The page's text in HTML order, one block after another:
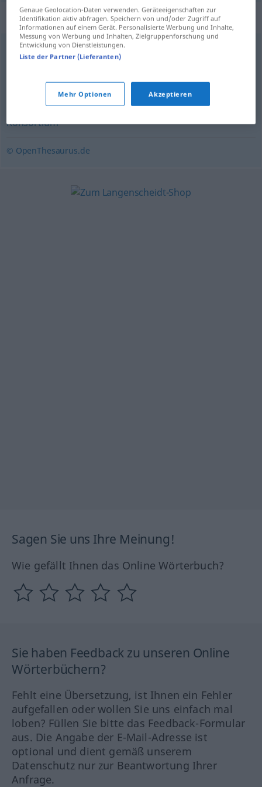
Synonyme für "Kompilation"
Zusammenstellung
Konstellation Zusammenballung
Zusammenstellung,Ansammlung (von),Collage
Konsortium
© OpenThesaurus.de
Sagen Sie uns Ihre Meinung!
Wie gefällt Ihnen das Online Wörterbuch?
Sie haben Feedback zu unseren Online
Wörterbüchern?
Fehlt eine Übersetzung, ist Ihnen ein Fehler
aufgefallen oder wollen Sie uns einfach mal
loben? Füllen Sie bitte das Feedback-Formular
aus. Die Angabe der E-Mail-Adresse ist
optional und dient gemäß unserem
Datenschutz nur zur Beantwortung Ihrer
Anfrage.
Genaue Geolocation-Daten verwenden. Geräteeigenschaften zur
Identifikation aktiv abfragen. Speichern von und/oder Zugriff auf
Informationen auf einem Gerät. Personalisierte Werbung und Inhalte,
Messung von Werbung und Inhalten, Zielgruppenforschung und
Entwicklung von Dienstleistungen.
Liste der Partner (Lieferanten)
Mehr Optionen Akzeptieren